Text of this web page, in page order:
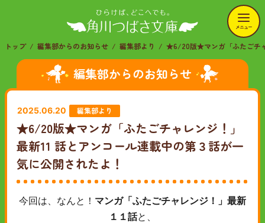
メニュー
トップ 編集部からのお知らせ 編集部より ★6/20版★マンガ「ふたごチャ
編集部からのお知らせ
2025.06.20 編集部より
★6/20版★マンガ「ふたごチャレンジ！」
最新11 話とアンコール連載中の第３話が一
気に公開されたよ！
今回は、なんと！ マンガ「ふたごチャレンジ！」最新
１１話と、